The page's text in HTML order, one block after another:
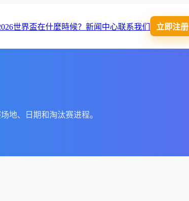
世界盃在什麼時候？ 新闻中心联系我们 立即注册
地、日期和淘汰赛进程。